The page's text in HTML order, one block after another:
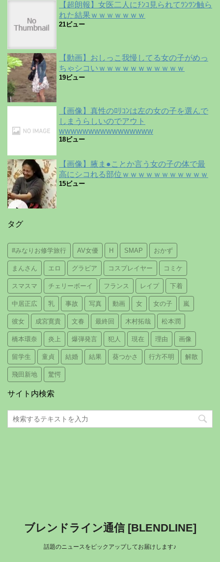
【超朗報】女医二人にﾁﾝｺ見られてﾂﾝﾂﾝ触ら
れた結果ｗｗｗｗｗｗｗ
21ビュー
【動画】おしっこ我慢してる女の子がめっ
ちゃシコいｗｗｗｗｗｗｗｗｗｗｗ
19ビュー
【画像】真性のﾛﾘｺﾝは左の女の子を選んで
しまうらしいのでアウト
wwwwwwwwwwwwwwww
18ビュー
【画像】腋ま●ことか言う女の子の体で最
高にシコれる部位ｗｗｗｗｗｗｗｗｗｗｗ
15ビュー
タグ
#みなりお修学旅行 AV女優 H SMAP おかず
まんさん エロ グラビア コスプレイヤー コミケ
スマスマ チェリーボーイ フランス レイプ 下着
中居正広 乳 事故 写真 動画 女 女の子 嵐
彼女 成宮寛貴 文春 最終回 木村拓哉 松本潤
橋本環奈 炎上 爆弾発言 犯人 現在 理由 画像
留学生 童貞 結婚 結果 葵つかさ 行方不明 解散
飛田新地 驚愕
サイト内検索
ブレンドライン通信 [BLENDLINE]
話題のニュースをピックアップしてお届けします♪